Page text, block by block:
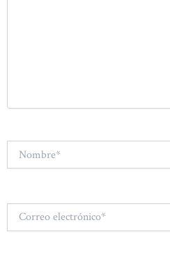
Correo
electrónico*